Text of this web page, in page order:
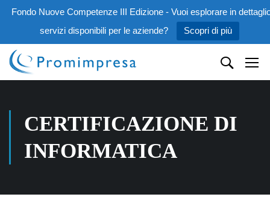
Fondo Nuove Competenze III Edizione - Vuoi esplorare in
servizi disponibili per le aziende?
Scopri di più
CERTIFICAZIONE DI
INFORMATICA